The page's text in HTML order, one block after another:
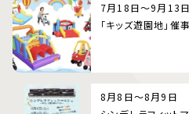
7月18日～9月13日
「キッズ遊園地」催事
8月8日～8月9日